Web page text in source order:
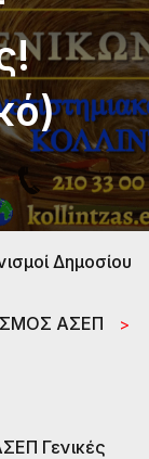
Δημοσίου
ΑΣΕΠ >
Γενικές